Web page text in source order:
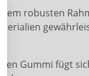
robusten
Gummi fügt